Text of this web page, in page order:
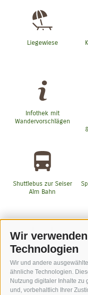
Wir
Technologien
Wir und andere ausgewählte
ähnliche Technologien.
Nutzung digitaler Inhalte zu
und, vorbehaltlich Ihrer
Liegewiese
Infothek mit
Wandervorschlägen
Shuttlebus zur Seiser
Alm Bahn
Seiser Alm Live Card -
Mobilcard